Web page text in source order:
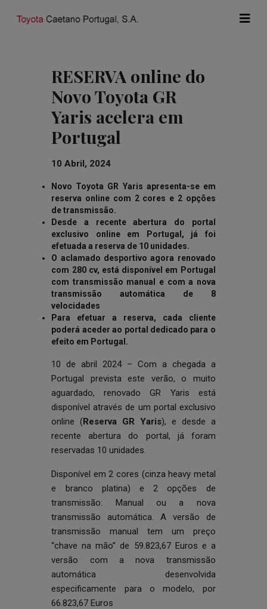
RESERVA online do
Novo Toyota GR
Yaris acelera em
Portugal
10 Abril, 2024
Novo Toyota GR Yaris apresenta-se em
reserva online com 2 cores e 2 opções
de transmissão.
Desde a recente abertura do portal
exclusivo online em Portugal, já foi
efetuada a reserva de 10 unidades.
O aclamado desportivo agora renovado
com 280 cv, está disponível em Portugal
com transmissão manual e com a nova
transmissão automática de 8
velocidades
Para efetuar a reserva, cada cliente
poderá aceder ao portal dedicado para o
efeito em Portugal.
10 de abril 2024 – Com a chegada a
Portugal prevista este verão, o muito
aguardado, renovado GR Yaris está
disponível através de um portal exclusivo
online (Reserva GR Yaris), e desde a
recente abertura do portal, já foram
reservadas 10 unidades.
Disponível em 2 cores (cinza heavy metal
e branco platina) e 2 opções de
transmissão: Manual ou a nova
transmissão automática. A versão de
transmissão manual tem um preço
“chave na mão” de 59.823,67 Euros e a
versão com a nova transmissão
automática desenvolvida
especificamente para o modelo, por
66.823,67 Euros